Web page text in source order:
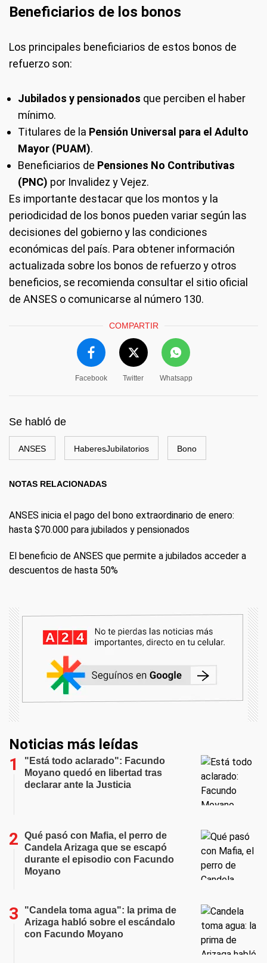
Beneficiarios de los bonos
Los principales beneficiarios de estos bonos de
refuerzo son:
Jubilados y pensionados que perciben el haber
mínimo.
Titulares de la Pensión Universal para el Adulto
Mayor (PUAM).
Beneficiarios de Pensiones No Contributivas
(PNC) por Invalidez y Vejez.
Es importante destacar que los montos y la
periodicidad de los bonos pueden variar según las
decisiones del gobierno y las condiciones
económicas del país. Para obtener información
actualizada sobre los bonos de refuerzo y otros
beneficios, se recomienda consultar el sitio oficial
de ANSES o comunicarse al número 130.
COMPARTIR
Facebook Twitter Whatsapp
Se habló de
ANSES HaberesJubilatorios Bono
NOTAS RELACIONADAS
ANSES inicia el pago del bono extraordinario de enero:
hasta $70.000 para jubilados y pensionados
El beneficio de ANSES que permite a jubilados acceder a
descuentos de hasta 50%
Noticias más leídas
"Está todo aclarado": Facundo
Moyano quedó en libertad tras
declarar ante la Justicia
Qué pasó con Mafia, el perro de
Candela Arizaga que se escapó
durante el episodio con Facundo
Moyano
"Candela toma agua": la prima de
Arizaga habló sobre el escándalo
con Facundo Moyano